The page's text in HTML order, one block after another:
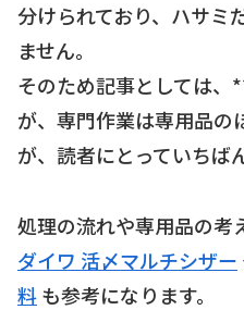
分けられており、ハサミ
ません。
そのため記事としては、
が、専門作業は専用品
が、読者にとっていちば
処理の流れや専用品の考
ダイワ 活〆マルチシザー
料も参考になります。